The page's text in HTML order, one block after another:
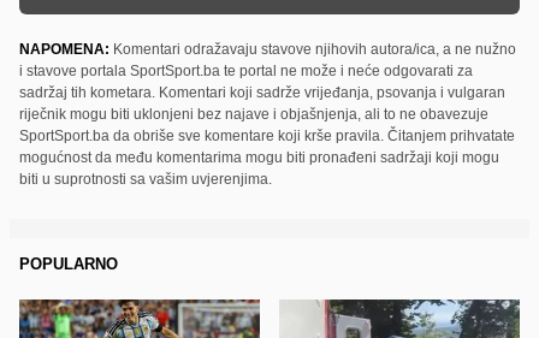
NAPOMENA: Komentari odražavaju stavove njihovih autora/ica, a ne nužno
i stavove portala SportSport.ba te portal ne može i neće odgovarati za
sadržaj tih kometara. Komentari koji sadrže vrijeđanja, psovanja i vulgaran
riječnik mogu biti uklonjeni bez najave i objašnjenja, ali to ne obavezuje
SportSport.ba da obriše sve komentare koji krše pravila. Čitanjem prihvatate
mogućnost da među komentarima mogu biti pronađeni sadržaji koji mogu
biti u suprotnosti sa vašim uvjerenjima.
POPULARNO